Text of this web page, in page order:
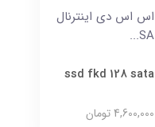
اس اس دی اینترنال
SA...
ssd fkd 128 sata
4,600,000 تومان